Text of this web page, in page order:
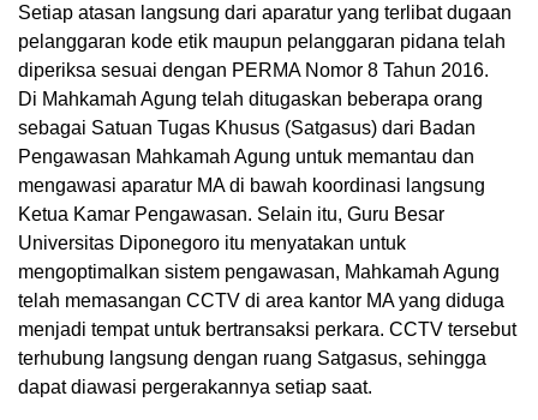
Setiap atasan langsung dari aparatur yang terlibat dugaan
pelanggaran kode etik maupun pelanggaran pidana telah
diperiksa sesuai dengan PERMA Nomor 8 Tahun 2016.
Di Mahkamah Agung telah ditugaskan beberapa orang
sebagai Satuan Tugas Khusus (Satgasus) dari Badan
Pengawasan Mahkamah Agung untuk memantau dan
mengawasi aparatur MA di bawah koordinasi langsung
Ketua Kamar Pengawasan. Selain itu, Guru Besar
Universitas Diponegoro itu menyatakan untuk
mengoptimalkan sistem pengawasan, Mahkamah Agung
telah memasangan CCTV di area kantor MA yang diduga
menjadi tempat untuk bertransaksi perkara. CCTV tersebut
terhubung langsung dengan ruang Satgasus, sehingga
dapat diawasi pergerakannya setiap saat.